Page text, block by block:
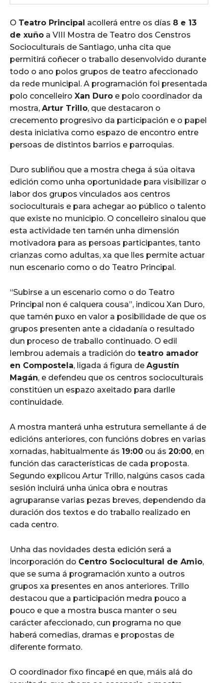
O Teatro Principal acollerá entre os días 8 e 13
de xuño a VIII Mostra de Teatro dos Censtros
Socioculturais de Santiago, unha cita que
permitirá coñecer o traballo desenvolvido durante
todo o ano polos grupos de teatro afeccionado
da rede municipal. A programación foi presentada
polo concelleiro Xan Duro e polo coordinador da
mostra, Artur Trillo, que destacaron o
crecemento progresivo da participación e o papel
desta iniciativa como espazo de encontro entre
persoas de distintos barrios e parroquias.
Duro subliñou que a mostra chega á súa oitava
edición como unha oportunidade para visibilizar o
labor dos grupos vinculados aos centros
socioculturais e para achegar ao público o talento
que existe no municipio. O concelleiro sinalou que
esta actividade ten tamén unha dimensión
motivadora para as persoas participantes, tanto
crianzas como adultas, xa que lles permite actuar
nun escenario como o do Teatro Principal.
“Subirse a un escenario como o do Teatro
Principal non é calquera cousa”, indicou Xan Duro,
que tamén puxo en valor a posibilidade de que os
grupos presenten ante a cidadanía o resultado
dun proceso de traballo continuado. O edil
lembrou ademais a tradición do teatro amador
en Compostela, ligada á figura de Agustín
Magán, e defendeu que os centros socioculturais
constitúen un espazo axeitado para darlle
continuidade.
A mostra manterá unha estrutura semellante á de
edicións anteriores, con funcións dobres en varias
xornadas, habitualmente ás 19:00 ou ás 20:00, en
función das características de cada proposta.
Segundo explicou Artur Trillo, nalgúns casos cada
sesión incluirá unha única obra e noutras
agruparanse varias pezas breves, dependendo da
duración dos textos e do traballo realizado en
cada centro.
Unha das novidades desta edición será a
incorporación do Centro Sociocultural de Amio,
que se suma á programación xunto a outros
grupos xa presentes en anos anteriores. Trillo
destacou que a participación medra pouco a
pouco e que a mostra busca manter o seu
carácter afeccionado, cun programa no que
haberá comedias, dramas e propostas de
diferente formato.
O coordinador fixo fincapé en que, máis alá do